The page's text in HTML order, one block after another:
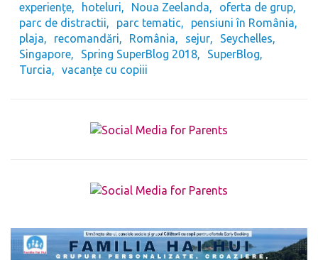
experiențe
hoteluri Noua Zeelanda
oferta de grup
parc de distractii
parc tematic
pensiuni în România
plaja
recomandări România sejur
Seychelles
Singapore
Spring SuperBlog 2018
SuperBlog
Turcia
vacanțe cu copiii
The form you have selected does not exist.